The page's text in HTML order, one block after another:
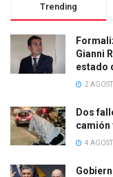
Trending
Gianni
estado
2
Dos
camión
4